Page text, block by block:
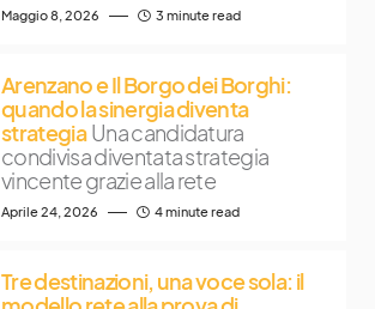
Maggio 8, 2026 3 minute read
Arenzano e Il Borgo dei Borghi:
quando la sinergia diventa
strategia Una candidatura
condivisa diventata strategia
vincente grazie alla rete
Aprile 24, 2026 4 minute read
Tre destinazioni, una voce sola: il